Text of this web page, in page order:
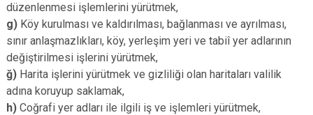
düzenlenmesi işlemlerini yürütmek,
g) Köy kurulması ve kaldırılması, bağlanması ve ayrılması,
sınır anlaşmazlıkları, köy, yerleşim yeri ve tabiî yer adlarının
değiştirilmesi işlerini yürütmek,
ğ) Harita işlerini yürütmek ve gizliliği olan haritaları valilik
adına koruyup saklamak,
h) Coğrafi yer adları ile ilgili iş ve işlemleri yürütmek,